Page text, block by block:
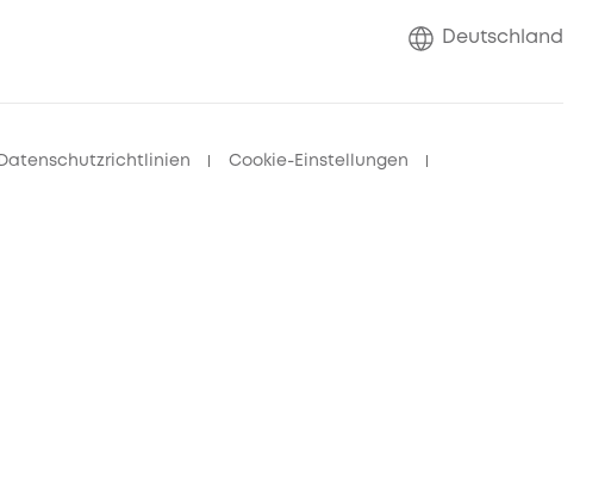
Deutschland
Datenschutzrichtlinien Cookie-Einstellungen